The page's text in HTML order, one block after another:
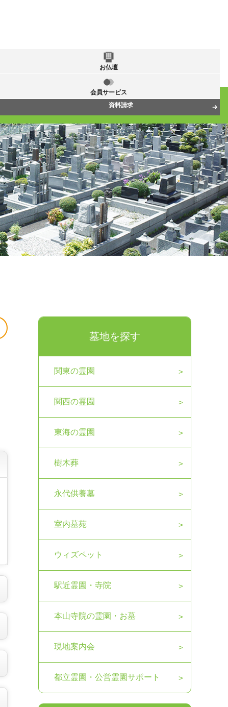
お仏壇
会員サービス
資料請求
墓地を探す
関東の霊園
関西の霊園
東海の霊園
樹木葬
永代供養墓
室内墓苑
ウィズペット
駅近霊園・寺院
本山寺院の霊園・お墓
現地案内会
都立霊園・公営霊園サポート